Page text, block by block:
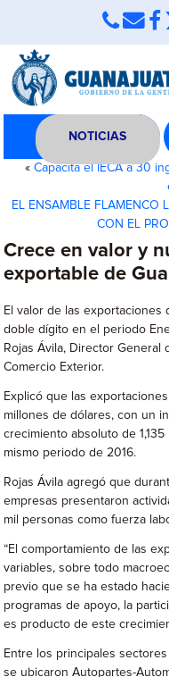
NOTICIAS
« Capacita el IECA a 30
EL ENSAMBLE FLAMENCO
CON EL
Crece en valor y
exportable de
El valor de las
doble dígito en el periodo
Rojas Ávila, Director General
Comercio Exterior.
Explicó que las
millones de dólares, con un
crecimiento absoluto de
mismo periodo de 2016.
Rojas Ávila agregó que
empresas presentaron
mil personas como fuerza
“El comportamiento de las
variables, sobre todo
previo que se ha estado
programas de apoyo, la
es producto de este
Entre los principales
se ubicaron Autopartes-